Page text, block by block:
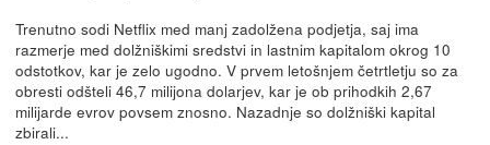
Trenutno sodi Netflix med manj zadolžena podjetja, saj ima
razmerje med dolžniškimi sredstvi in lastnim kapitalom okrog 10
odstotkov, kar je zelo ugodno. V prvem letošnjem četrtletju so za
obresti odšteli 46,7 milijona dolarjev, kar je ob prihodkih 2,67
milijarde evrov povsem znosno. Nazadnje so dolžniški kapital
zbirali...